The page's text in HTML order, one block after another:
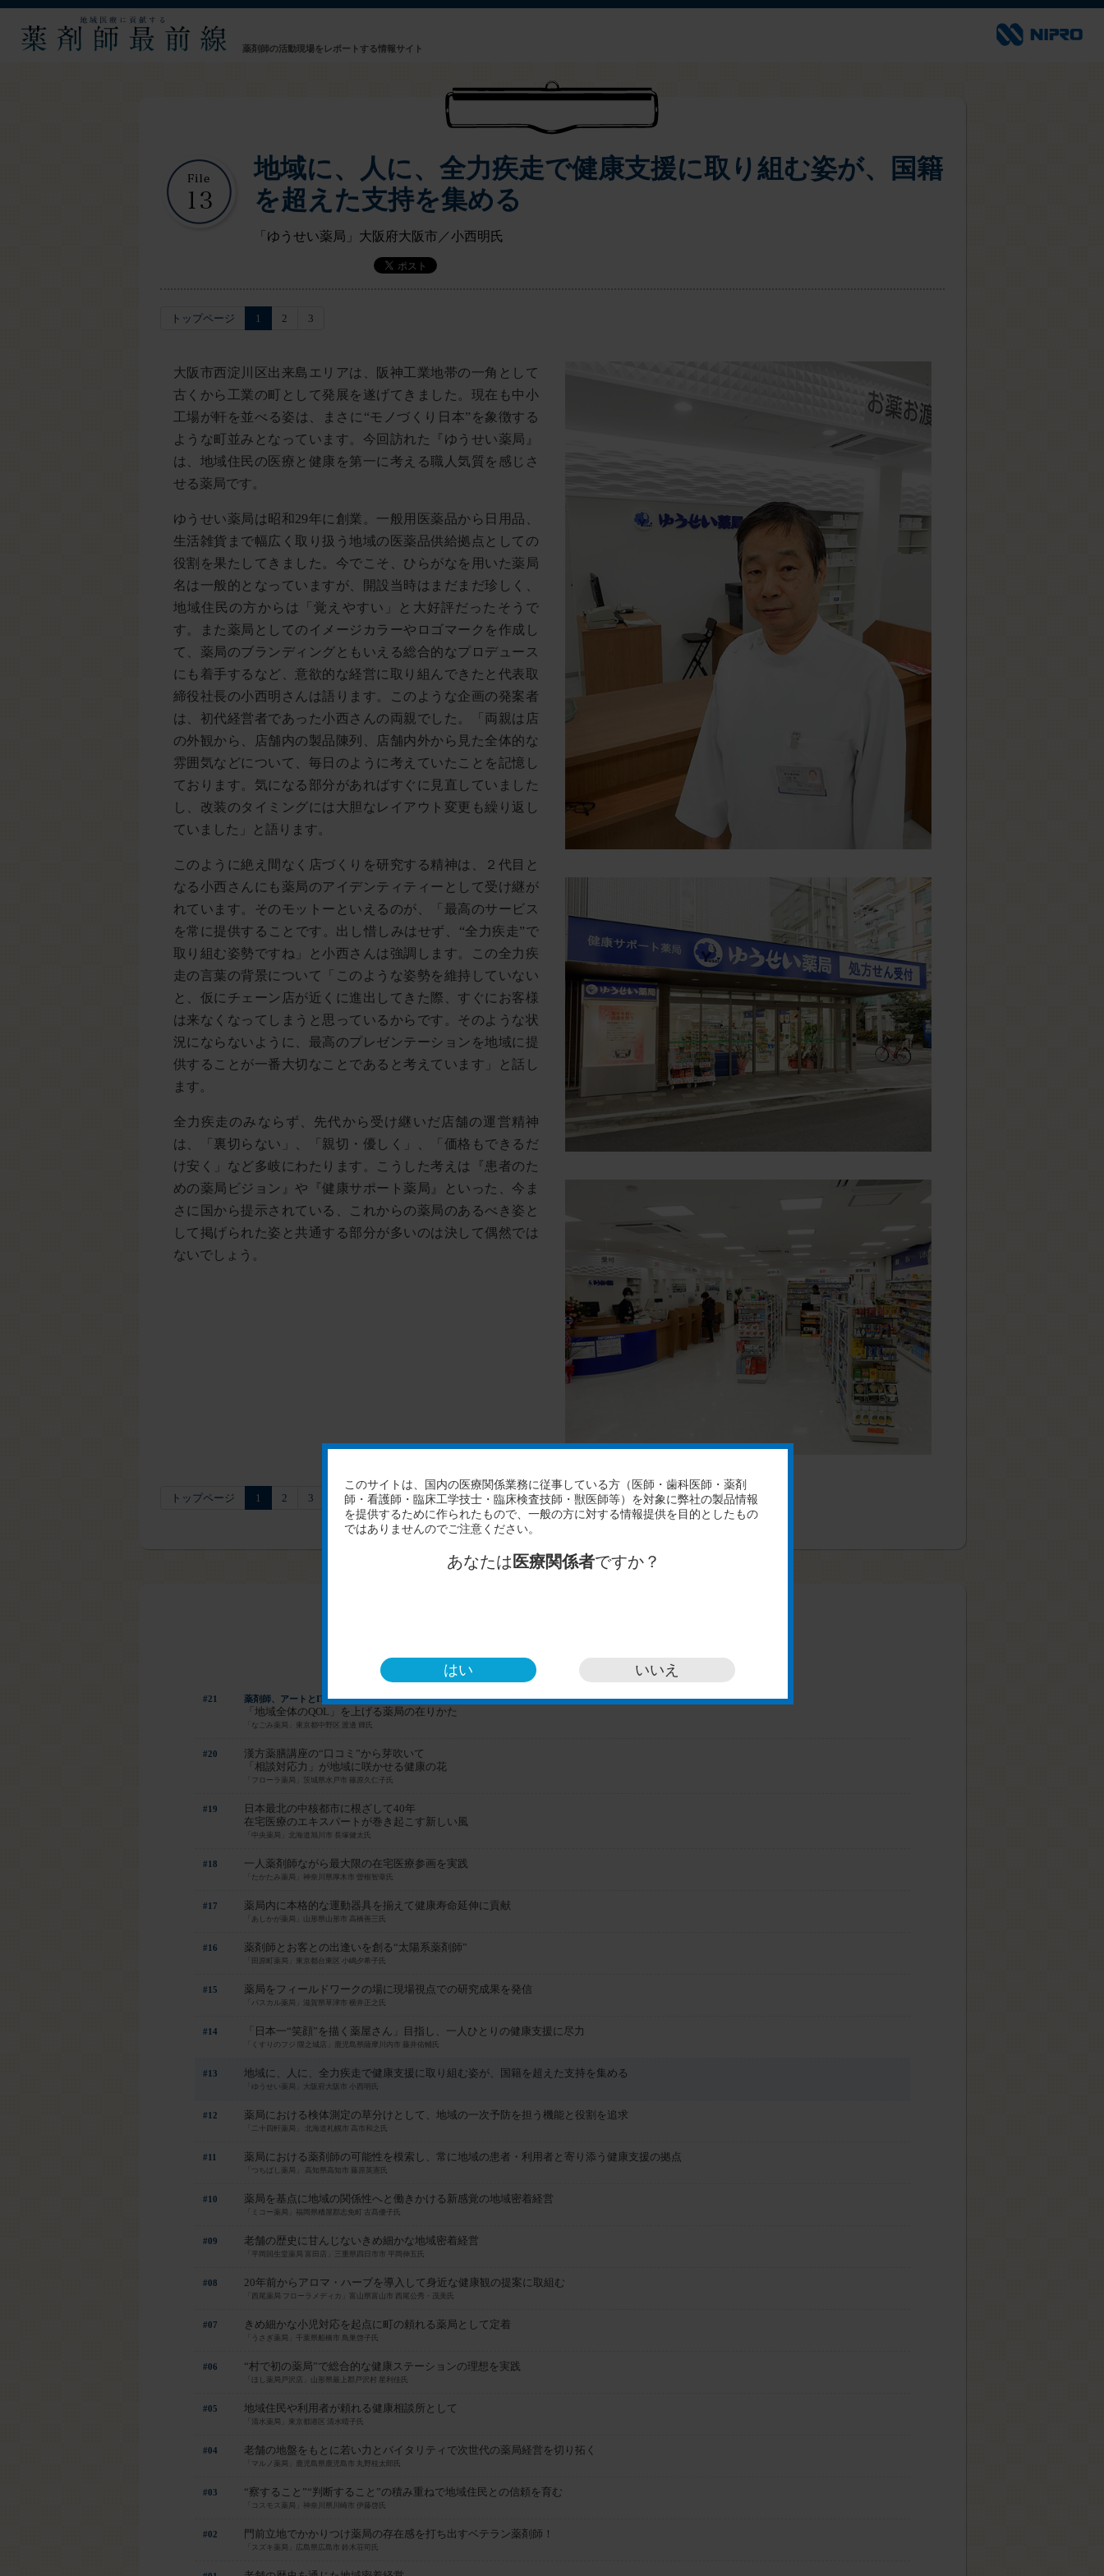
薬剤師の活動現場をレポートする情報サイト
地域に、人に、全力疾走で健康支援に取り組む姿が、国籍
を超えた支持を集める
「ゆうせい薬局」大阪府大阪市／小西明氏
トップページ 1 2 3
大阪市西淀川区出来島エリアは、阪神工業地帯の一角として
古くから工業の町として発展を遂げてきました。現在も中小
工場が軒を並べる姿は、まさに“モノづくり日本”を象徴する
ような町並みとなっています。今回訪れた『ゆうせい薬局』
は、地域住民の医療と健康を第一に考える職人気質を感じさ
せる薬局です。
ゆうせい薬局は昭和29年に創業。一般用医薬品から日用品、
生活雑貨まで幅広く取り扱う地域の医薬品供給拠点としての
役割を果たしてきました。今でこそ、ひらがなを用いた薬局
名は一般的となっていますが、開設当時はまだまだ珍しく、
地域住民の方からは「覚えやすい」と大好評だったそうで
す。また薬局としてのイメージカラーやロゴマークを作成し
て、薬局のブランディングともいえる総合的なプロデュース
にも着手するなど、意欲的な経営に取り組んできたと代表取
締役社長の小西明さんは語ります。このような企画の発案者
は、初代経営者であった小西さんの両親でした。「両親は店
の外観から、店舗内の製品陳列、店舗内外から見た全体的な
雰囲気などについて、毎日のように考えていたことを記憶し
ております。気になる部分があればすぐに見直していました
し、改装のタイミングには大胆なレイアウト変更も繰り返し
ていました」と語ります。
このように絶え間なく店づくりを研究する精神は、２代目と
なる小西さんにも薬局のアイデンティティーとして受け継が
れています。そのモットーといえるのが、「最高のサービス
を常に提供することです。出し惜しみはせず、“全力疾走”で
取り組む姿勢ですね」と小西さんは強調します。この全力疾
走の言葉の背景について「このような姿勢を維持していない
と、仮にチェーン店が近くに進出してきた際、すぐにお客様
は来なくなってしまうと思っているからです。そのような状
況にならないように、最高のプレゼンテーションを地域に提
供することが一番大切なことであると考えています」と話し
ます。
全力疾走のみならず、先代から受け継いだ店舗の運営精神
は、「裏切らない」、「親切・優しく」、「価格もできるだ
け安く」など多岐にわたります。こうした考えは『患者のた
めの薬局ビジョン』や『健康サポート薬局』といった、今ま
さに国から提示されている、これからの薬局のあるべき姿と
して掲げられた姿と共通する部分が多いのは決して偶然では
ないでしょう。
トップページ 1 2 3
#21 薬剤師、アートとITテクノロジーを活用中―
「地域全体のQOL」を上げる薬局の在りかた
「なごみ薬局」東京都中野区 渡邊 輝氏
#20
漢方薬膳講座の“口コミ”から芽吹いて
「相談対応力」が地域に咲かせる健康の花
「フローラ薬局」茨城県水戸市 篠原久仁子氏
#19
日本最北の中核都市に根ざして40年
在宅医療のエキスパートが巻き起こす新しい風
「中央薬局」北海道旭川市 長塚健太氏
#18 一人薬剤師ながら最大限の在宅医療参画を実践
「たかたみ薬局」神奈川県厚木市 曽根智章氏
#17 薬局内に本格的な運動器具を揃えて健康寿命延伸に貢献
「あしかが薬局」山形県山形市 高橋善三氏
#16 薬剤師とお客との出逢いを創る“太陽系薬剤師”
「田原町薬局」東京都台東区 小嶋夕希子氏
#15 薬局をフィールドワークの場に現場視点での研究成果を発信
「パスカル薬局」滋賀県草津市 横井正之氏
#14 「日本一“笑顔”を描く薬屋さん」目指し、一人ひとりの健康支援に尽力
「くすりのフジ 隈之城店」鹿児島県薩摩川内市 藤井佑輔氏
#13 地域に、人に、全力疾走で健康支援に取り組む姿が、国籍を超えた支持を集める
「ゆうせい薬局」大阪府大阪市 小西明氏
#12 薬局における検体測定の草分けとして、地域の一次予防を担う機能と役割を追求
「二十四軒薬局」 北海道札幌市 高市和之氏
#11 薬局における薬剤師の可能性を模索し、常に地域の患者・利用者と寄り添う健康支援の拠点
「つちばし薬局」 高知県高知市 藤原英憲氏
#10 薬局を基点に地域の関係性へと働きかける新感覚の地域密着経営
「ミコー薬局」福岡県糟屋郡志免町 古髙優子氏
#09 老舗の歴史に甘んじないきめ細かな地域密着経営
「平岡回生堂薬局 富田店」三重県四日市市 平岡伸五氏
#08 20年前からアロマ・ハーブを導入して身近な健康観の提案に取組む
「西尾薬局 フローラメディカ」富山県富山市 西尾公秀・茂美氏
#07 きめ細かな小児対応を起点に町の頼れる薬局として定着
「うさぎ薬局」千葉県船橋市 鳥巣啓子氏
#06 “村で初の薬局”で総合的な健康ステーションの理想を実践
「ほし薬局戸沢店」山形県最上郡戸沢村 星利佳氏
#05 地域住民や利用者が頼れる健康相談所として
「清水薬局」東京都港区 清水晴子氏
#04 老舗の地盤をもとに若い力とバイタリティで次世代の薬局経営を切り拓く
「マルノ薬局」鹿児島県鹿児島市 丸野桂太郎氏
#03 “察すること”“判断すること”の積み重ねで地域住民との信頼を育む
「コスモス薬局」神奈川県川崎市 伊藤啓氏
#02 門前立地でかかりつけ薬局の存在感を打ち出すベテラン薬剤師！
「スズキ薬局」広島県広島市 鈴木荘司氏
はい いいえ